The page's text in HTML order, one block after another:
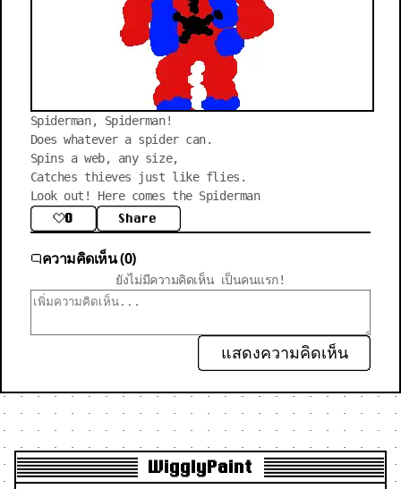
Spiderman, Spiderman!
Does whatever a spider can.
Spins a web, any size,
Catches thieves just like flies.
Look out! Here comes the Spiderman
0 Share
ความคิดเห็น (0)
ยังไม่มีความคิดเห็น เป็นคนแรก!
แสดงความคิดเห็น
WigglyPaint